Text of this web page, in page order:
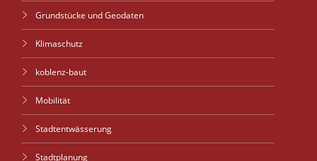
Grundstücke und Geodaten
Klimaschutz
koblenz-baut
Mobilität
Stadtentwässerung
Stadtplanung